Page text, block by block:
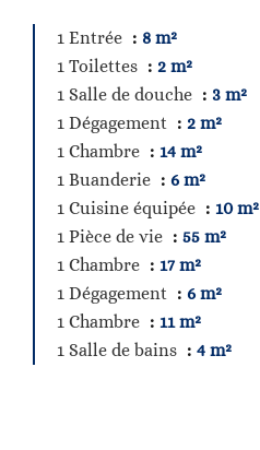
1 Entrée
8 m²
1 Toilettes
2 m²
1 Salle de douche
3 m²
1 Dégagement
2 m²
1 Chambre
14 m²
1 Buanderie
6 m²
1 Cuisine équipée
10 m²
1 Pièce de vie
55 m²
1 Chambre
17 m²
1 Dégagement
6 m²
1 Chambre
11 m²
1 Salle de bains
4 m²